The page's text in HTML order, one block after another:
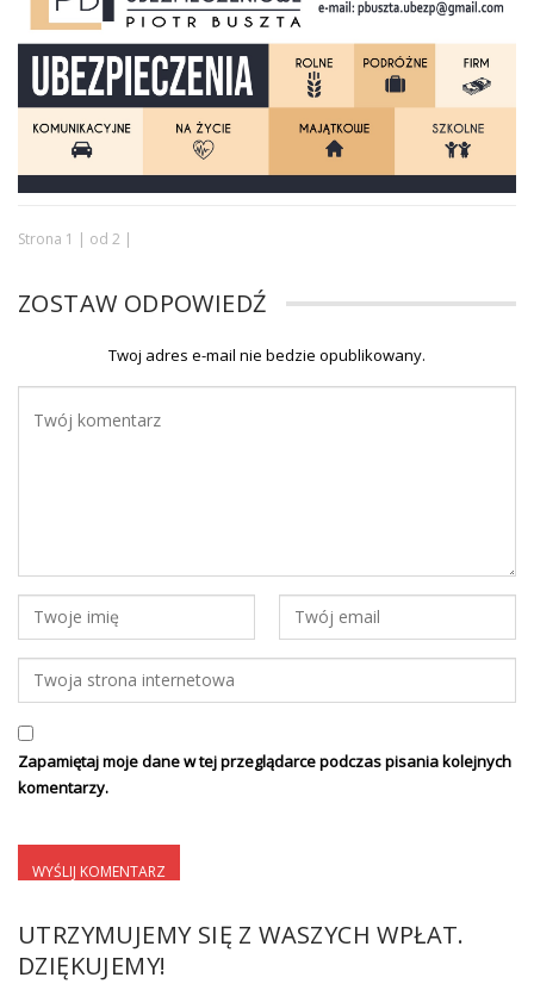
Strona 1 | od 2 |
ZOSTAW ODPOWIEDŹ
Twoj adres e-mail nie bedzie opublikowany.
Zapamiętaj moje dane w tej przeglądarce podczas pisania kolejnych
komentarzy.
UTRZYMUJEMY SIĘ Z WASZYCH WPŁAT.
DZIĘKUJEMY!